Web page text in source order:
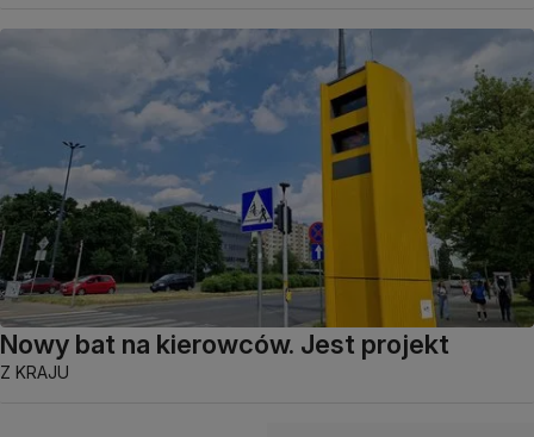
Nowy bat na kierowców. Jest projekt
Z KRAJU